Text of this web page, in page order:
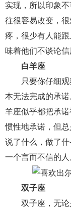
变心 感
失恋挽救
十二生肖
异地恋
化妆 挽留前
挽回老公
经营婚姻
备孕
产妇食谱
交流沟通 约
实现，所以印象
往很容易改变，
疼，很少有人能
味着他们不谈论
白羊座
只要你仔细观
本无法完成的承
羊座似乎都把承
惯性地承诺，但
说了什么，做了
一个言而不信的人
双子座
双子座，无论